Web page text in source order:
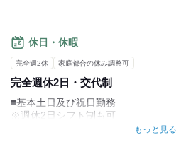
【1日の流れ】
倉庫・営業所に集合
担当エリアの荷物の積込
↓
配達開始
専用アプリ地図で配達先を確認
↓
休日・休暇
完全週2休 家庭都合の休み調整可
完全週休2日・交代制
■基本土日及び祝日勤務
※週休2日シフト制も可
もっと見る